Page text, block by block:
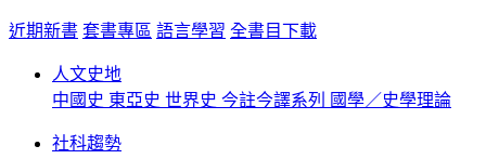
近期新書 套書專區 語言學習 全書目下載
人文史地
中國史 東亞史 世界史 今註今譯系列 國學／史學理論
社科趨勢